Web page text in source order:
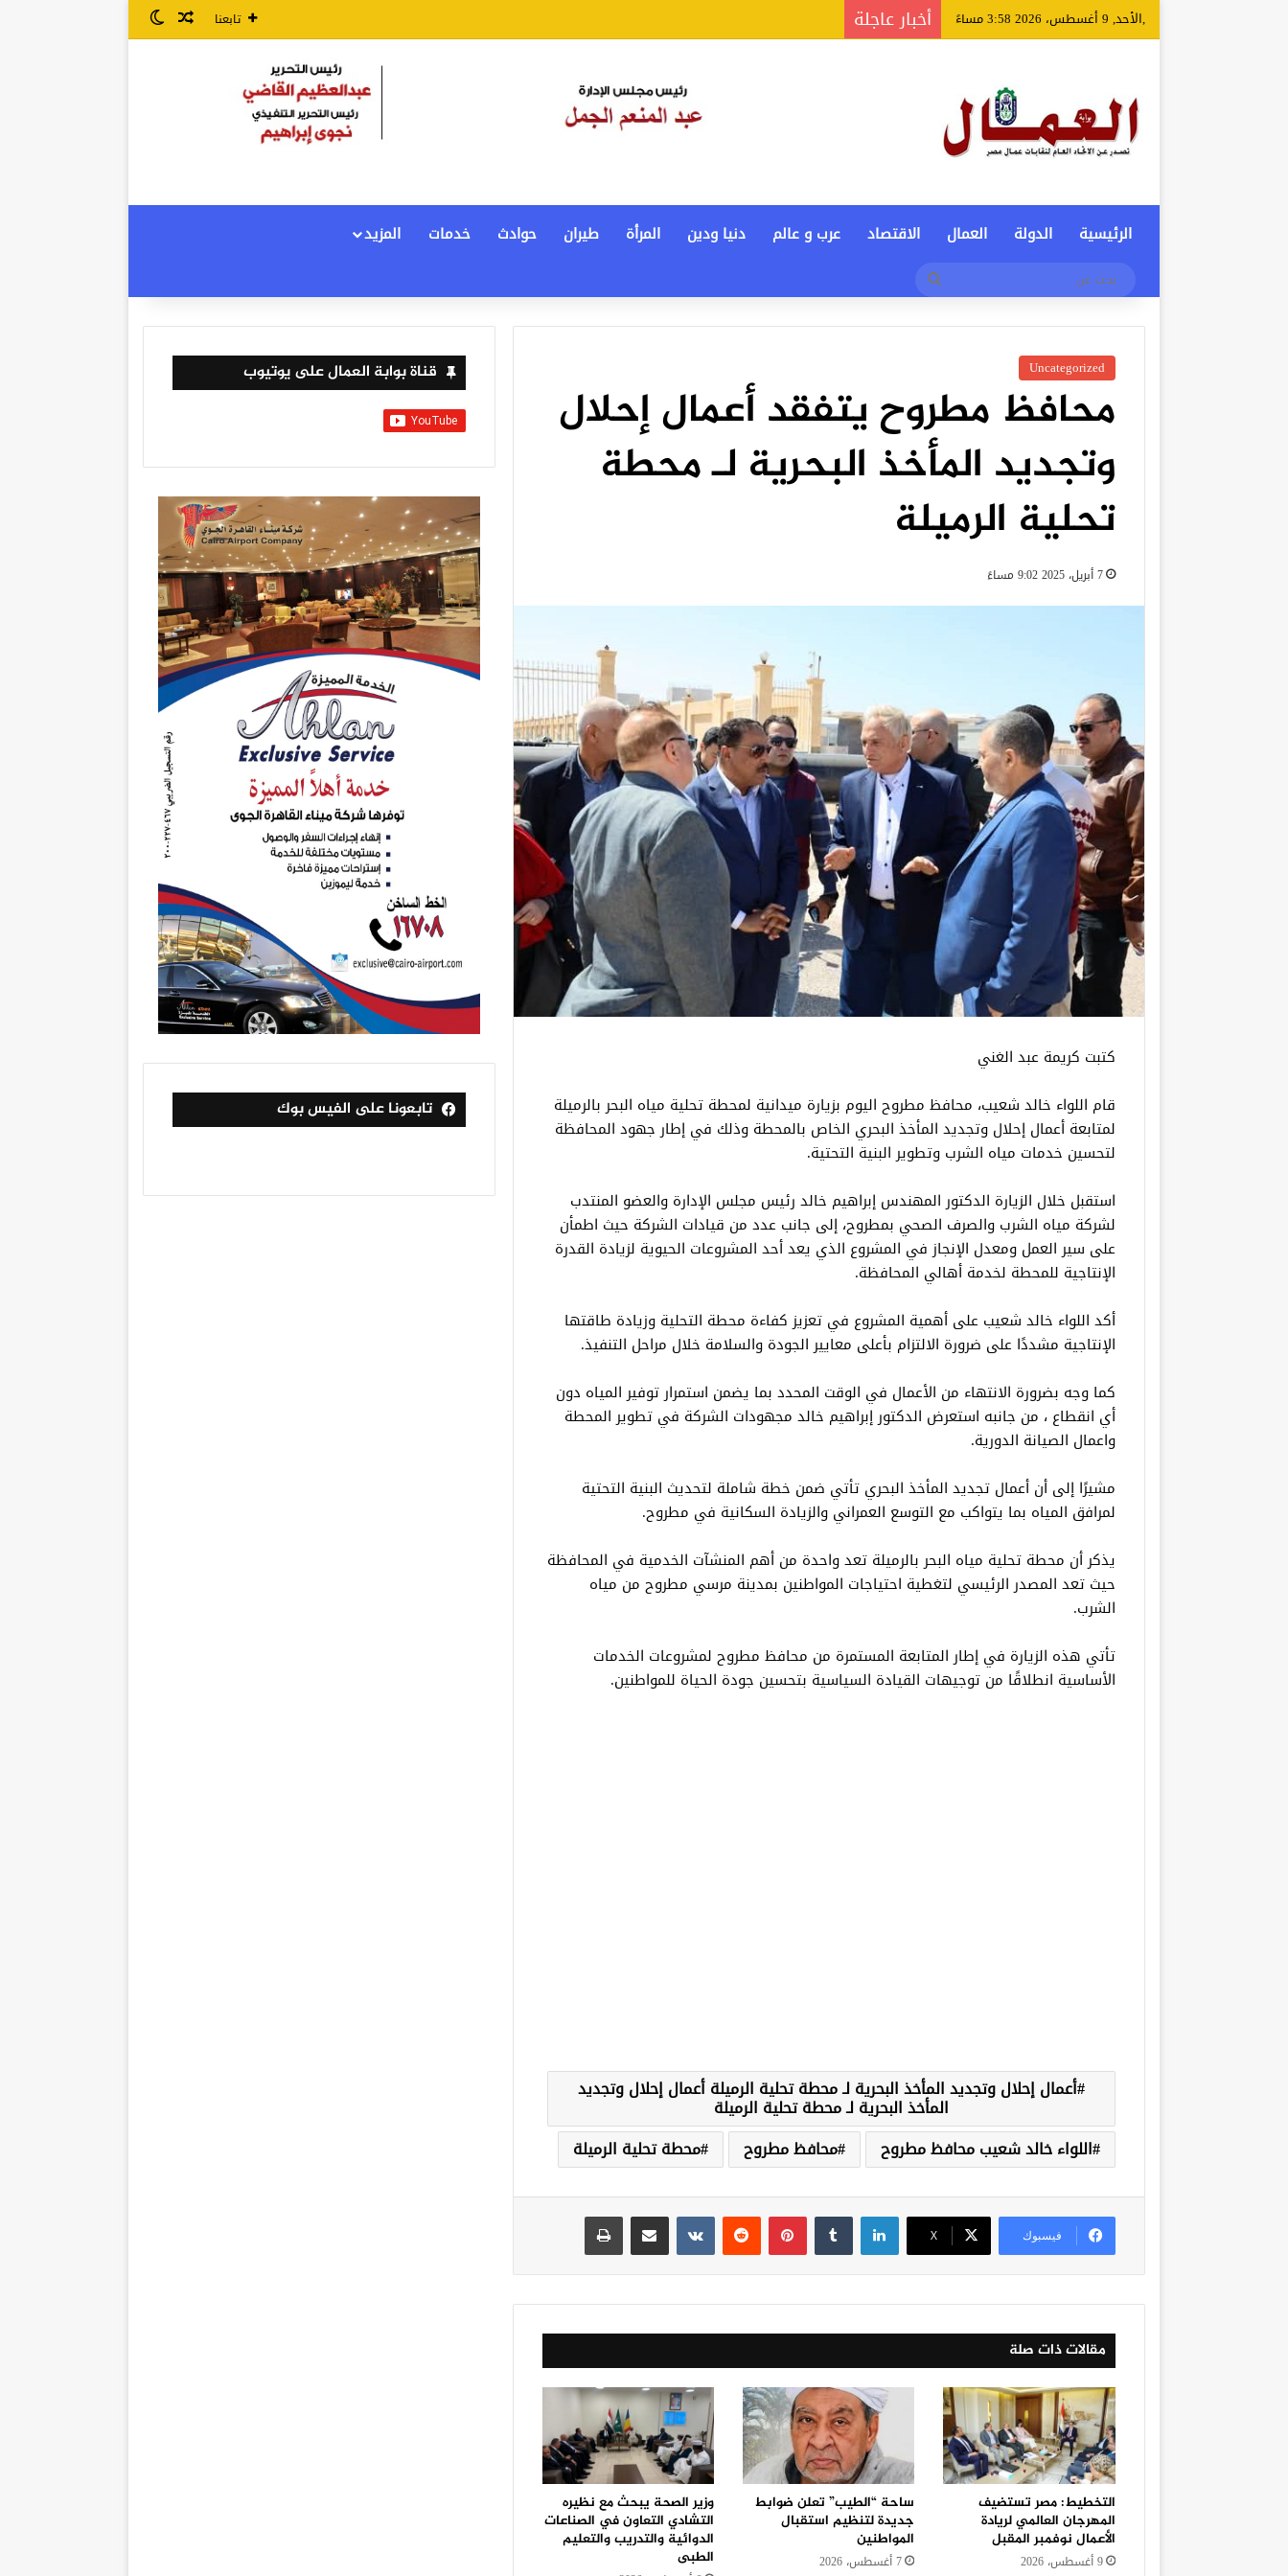
,الأحد, 9 أغسطس، 2026 3:58 مساءً أخبار عاجلة تابعنا مقال عشوائي
الوضع المظلم
الرئيسية الدولة العمال الاقتصاد عرب و عالم دنيا ودين المرأة طيران حوادث خدمات
المزيد
Uncategorized
محافظ مطروح يتفقد أعمال إحلال
وتجديد المأخذ البحرية لـ محطة
تحلية الرميلة
7 أبريل، 2025 9:02 مساءً
كتبت كريمة عبد الغني
قام اللواء خالد شعيب، محافظ مطروح اليوم بزيارة ميدانية لمحطة تحلية مياه البحر بالرميلة
لمتابعة أعمال إحلال وتجديد المأخذ البحري الخاص بالمحطة وذلك في إطار جهود المحافظة
لتحسين خدمات مياه الشرب وتطوير البنية التحتية.
استقبل خلال الزيارة الدكتور المهندس إبراهيم خالد رئيس مجلس الإدارة والعضو المنتدب
لشركة مياه الشرب والصرف الصحي بمطروح، إلى جانب عدد من قيادات الشركة حيث اطمأن
على سير العمل ومعدل الإنجاز في المشروع الذي يعد أحد المشروعات الحيوية لزيادة القدرة
الإنتاجية للمحطة لخدمة أهالي المحافظة.
أكد اللواء خالد شعيب على أهمية المشروع في تعزيز كفاءة محطة التحلية وزيادة طاقتها
الإنتاجية مشددًا على ضرورة الالتزام بأعلى معايير الجودة والسلامة خلال مراحل التنفيذ.
كما وجه بضرورة الانتهاء من الأعمال في الوقت المحدد بما يضمن استمرار توفير المياه دون
أي انقطاع ، من جانبه استعرض الدكتور إبراهيم خالد مجهودات الشركة في تطوير المحطة
واعمال الصيانة الدورية.
مشيرًا إلى أن أعمال تجديد المأخذ البحري تأتي ضمن خطة شاملة لتحديث البنية التحتية
لمرافق المياه بما يتواكب مع التوسع العمراني والزيادة السكانية في مطروح.
يذكر أن محطة تحلية مياه البحر بالرميلة تعد واحدة من أهم المنشآت الخدمية في المحافظة
حيث تعد المصدر الرئيسي لتغطية احتياجات المواطنين بمدينة مرسي مطروح من مياه
الشرب.
تأتي هذه الزيارة في إطار المتابعة المستمرة من محافظ مطروح لمشروعات الخدمات
الأساسية انطلاقًا من توجيهات القيادة السياسية بتحسين جودة الحياة للمواطنين.
أعمال إحلال وتجديد المأخذ البحرية لـ محطة تحلية الرميلة أعمال إحلال وتجديد
المأخذ البحرية لـ محطة تحلية الرميلة
اللواء خالد شعيب محافظ مطروح
محافظ مطروح محطة تحلية الرميلة
فيسبوك ‫X
لينكدإن بينتيريست
مقالات ذات صلة
التخطيط: مصر تستضيف
المهرجان العالمي لريادة
الأعمال نوفمبر المقبل
9 أغسطس، 2026
ساحة “الطيب” تعلن ضوابط
جديدة لتنظيم استقبال
المواطنين
7 أغسطس، 2026
وزير الصحة يبحث مع نظيره
التشادي التعاون في الصناعات
الدوائية والتدريب والتعليم
الطبى
قناة بوابة العمال على يوتيوب
تابعونا على الفيس بوك